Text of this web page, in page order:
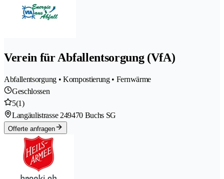
Verein für Abfallentsorgung (VfA)
Abfallentsorgung • Kompostierung • Fernwärme
Geschlossen
5(1)
Langäulistrasse 249470 Buchs SG
Offerte anfragen